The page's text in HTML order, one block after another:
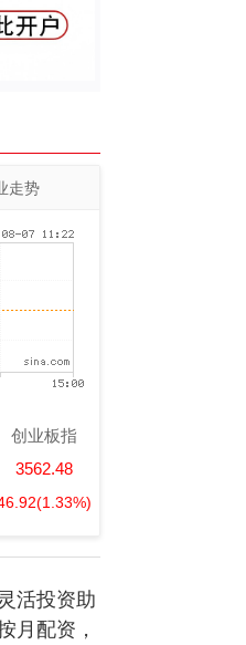
走势
创业板指
3562.48
(1.33%)
活投资助
月配资，